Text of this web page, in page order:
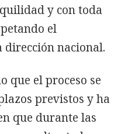
y con toda
el
nacional.
que el proceso se
previstos y ha
que durante las